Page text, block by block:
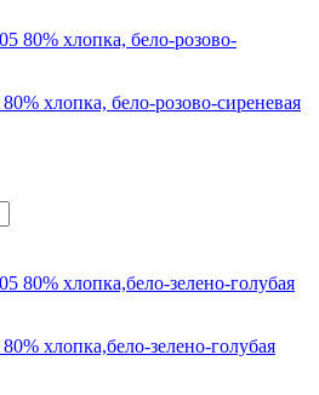
хлопка, бело-розово-сиреневая
хлопка,бело-зелено-голубая